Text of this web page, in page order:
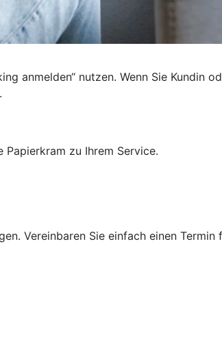
anmelden“ nutzen. Wenn Sie Kundin
Papierkram zu Ihrem Service.
Vereinbaren Sie einfach einen Termin